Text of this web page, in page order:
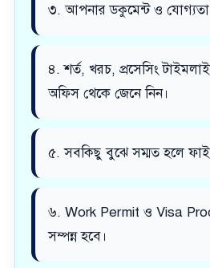
৩. আপনার ডকুমেন্ট ও যোগ্যতা
৪. শর্ত, খরচ, প্রসেসিং
অফিস থেকে জেনে নিন।
৫. সবকিছু বুঝে সম্মত হলে
৬. Work Permit ও Visa
সম্পন্ন হবে।